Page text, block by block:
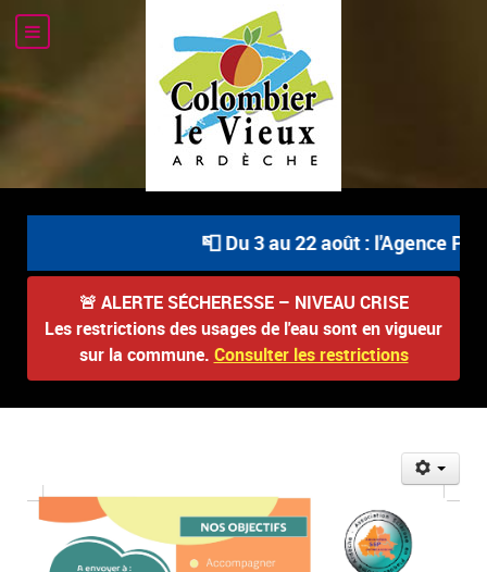
📮 Du 3 au 22 août : l'Agence
🚨 ALERTE SÉCHERESSE – NIVEAU CRISE
Les restrictions des usages de l'eau sont en vigueur
sur la commune. Consulter les restrictions